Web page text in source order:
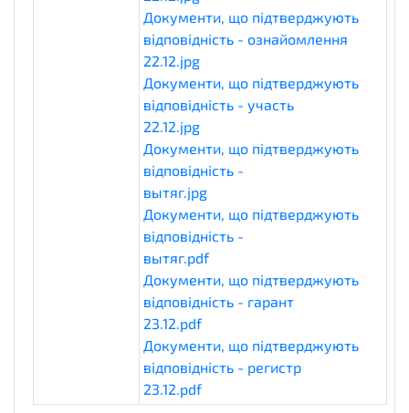
Документи, що підтверджують
відповідність - ознайомлення
22.12.jpg
Документи, що підтверджують
відповідність - участь
22.12.jpg
Документи, що підтверджують
відповідність -
вытяг.jpg
Документи, що підтверджують
відповідність -
вытяг.pdfeligibilityDocuments
Документи, що підтверджують
відповідність - гарант
23.12.pdfeligibilityDocuments
Документи, що підтверджують
відповідність - регистр
23.12.pdfeligibilityDocuments